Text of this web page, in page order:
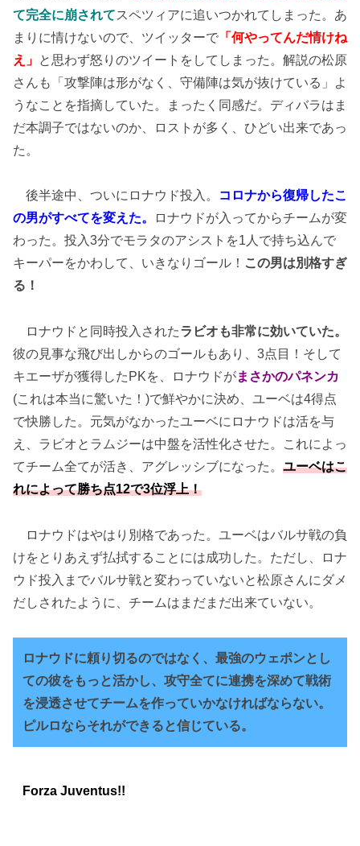
て完全に崩されてスペツィアに追いつかれてしまった。あ
まりに情けないので、ツイッターで 「何やってんだ情けね
え」 と思わず怒りのツイートをしてしまった。解説の松原
さんも「攻撃陣は形がなく、守備陣は気が抜けている」よ
うなことを指摘していた。まったく同感だ。ディバラはま
だ本調子ではないのか、ロストが多く、ひどい出来であっ
た。
後半途中、ついにロナウド投入。
コロナから復帰したこ
の男がすべてを変えた。
ロナウドが入ってからチームが変
わった。投入3分でモラタのアシストを1人で持ち込んで
キーパーをかわして、いきなりゴール！ この男は別格すぎ
る！
ロナウドと同時投入されたラビオも非常に効いていた。
彼の見事な飛び出しからのゴールもあり、3点目！そして
キエーザが獲得したPKを、ロナウドがまさかのパネンカ
(これは本当に驚いた！)で鮮やかに決め、ユーベは4得点
で快勝した。元気がなかったユーベにロナウドは活を与
え、ラビオとラムジーは中盤を活性化させた。これによっ
てチーム全てが活き、アグレッシブになった。 ユーベはこ
れによって勝ち点12で3位浮上！
ロナウドはやはり別格であった。ユーベはバルサ戦の負
けをとりあえず払拭することには成功した。ただし、ロナ
ウド投入までバルサ戦と変わっていないと松原さんにダメ
だしされたように、チームはまだまだ出来ていない。
ロナウドに頼り切るのではなく、最強のウェポンとし
ての彼をもっと活かし、攻守全てに連携を深めて戦術
を浸透させてチームを作っていかなければならない。
ピルロならそれができると信じている。
Forza Juventus!!